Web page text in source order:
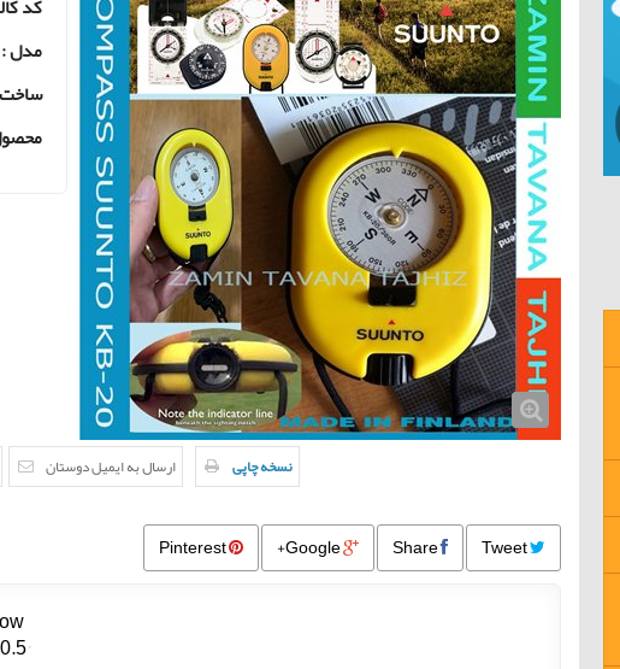
کد
مدل :
ساخت
ارسال به ایمیل دوستان نسخه چاپی
Tweet
Share
Google+
Pinterest